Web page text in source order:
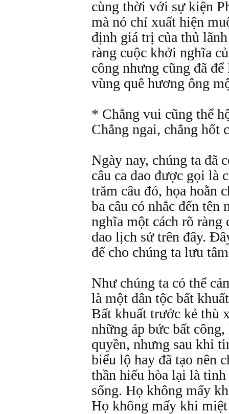
cùng thời với sự kiện
mà nó chỉ xuất hiện
định giá trị của thủ
ràng cuộc khởi nghĩa
công nhưng cũng đã
vùng quê hương ông
* Chẳng vui cũng thể
Chẳng ngai, chẳng hốt
Ngày nay, chúng ta đã
câu ca dao được gọi là
trăm câu đó, họa hoằn
ba câu có nhắc đến
nghĩa một cách rõ ràng
dao lịch sử trên đây.
để cho chúng ta lưu
Như chúng ta có thể
là một dân tộc bất
Bất khuất trước kẻ thù
những áp bức bất
quyền, nhưng sau khi
biểu lộ hay đã tạo nên
thần hiếu hòa lại là
sống. Họ không mấy
Họ không mấy khi